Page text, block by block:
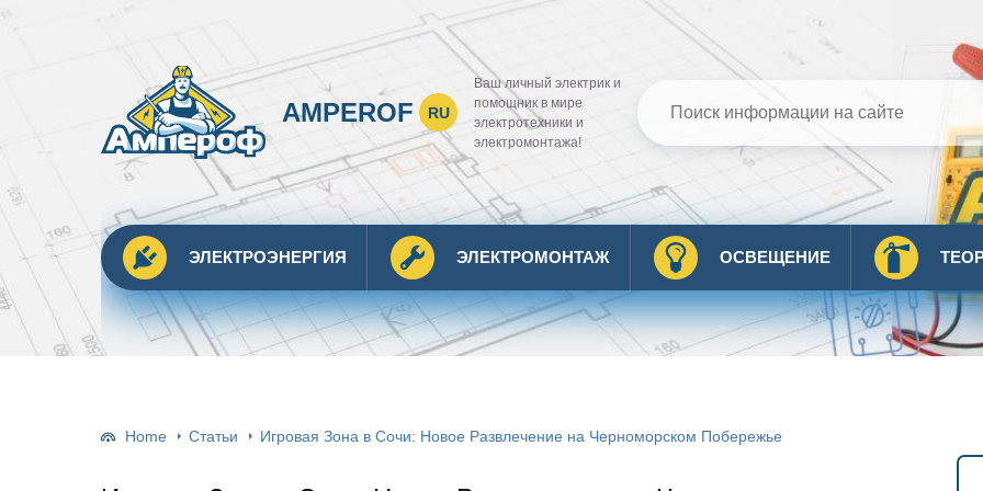
AMPEROF RU
Ваш личный электрик и
помощник в мире
электротехники и
электромонтажа!
ЭЛЕКТРОЭНЕРГИЯ ЭЛЕКТРОМОНТАЖ ОСВЕЩЕНИЕ
Home Статьи Игровая Зона в Сочи: Новое Развлечение на Черноморском Побережье